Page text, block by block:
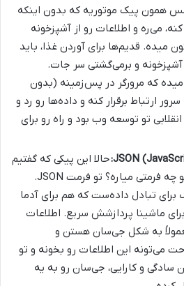
همون پیک موتوریه که بدون اینکه
می‌ره و اطلاعات رو از آشپزخونه
میده. قدیم‌ها برای آوردن غذا، باید
و برمی‌گشتی سر جات.
که مرورگر در پس‌زمینه (بدون
ارتباط برقرار کنه و داده‌ها رو رد و
تو توسعه وب بود و راه رو برای
JSON حالا این پیکی که گفتیم
(AJAX)، اطلاعات رو تو چه فرمتی میاره؟ تو فرمت JSON.
تبادل داده‌ست که هم برای آدما
ماشینا پردازشش سریع. اطلاعات
به شکل جی‌سان هستن و
می‌تونه این اطلاعات رو بخونه و تو
و کارایی، جی‌سان رو به یه